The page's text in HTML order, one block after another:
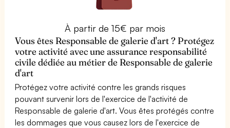
À partir de 15€ par mois
Vous êtes Responsable de galerie d'art ? Protégez
votre activité avec une assurance responsabilité
civile dédiée au métier de Responsable de galerie
d'art
Protégez votre activité contre les grands risques
pouvant survenir lors de l'exercice de l'activité de
Responsable de galerie d'art. Vous êtes protégés contre
les dommages que vous causez lors de l'exercice de